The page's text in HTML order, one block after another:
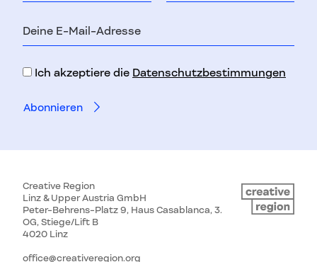
Mail-
Ich akzeptiere die Datenschutzbestimmungen
Creative Region
Linz & Upper Austria GmbH
Peter-Behrens-Platz 9, Haus Casablanca, 3.
OG, Stiege/Lift B
4020 Linz
office@creativeregion.org